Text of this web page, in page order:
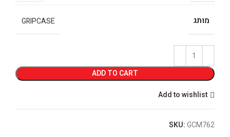
מותג GRIPCASE
ADD TO CART
Add to wishlist
SKU:GCM762